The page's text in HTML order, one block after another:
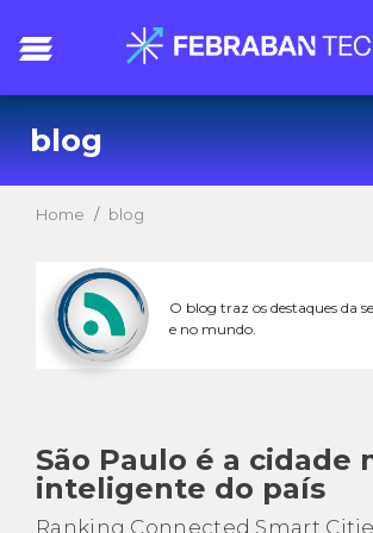
blog
Home blog
O blog traz os destaques da
e no mundo.
São Paulo é a cidade
inteligente do país
Ranking Connected Smart